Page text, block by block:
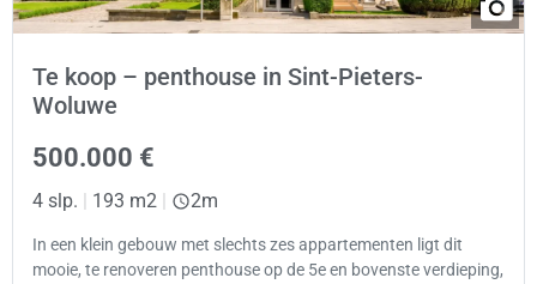
Te koop – penthouse in Sint-Pieters-
Woluwe
500.000 €
4 slp. | 193 m2 | 2m
In een klein gebouw met slechts zes appartementen ligt dit
mooie, te renoveren penthouse op de 5e en bovenste verdieping,